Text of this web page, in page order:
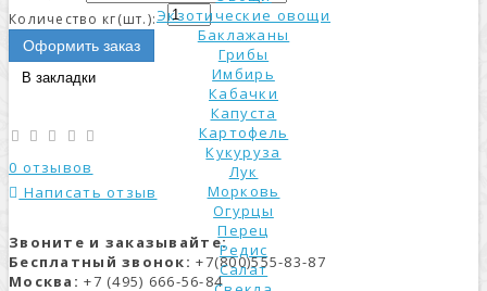
Экзотические овощи
Баклажаны
Грибы
Имбирь
Кабачки
Капуста
Картофель
Кукуруза
Лук
Морковь
Огурцы
Перец
Редис
Салат
Количество кг(шт.):
Оформить заказ
В закладки
0 отзывов
Написать отзыв
Звоните и заказывайте:
Бесплатный звонок: +7(800)555-83-87
Москва: +7 (495) 666-56-84